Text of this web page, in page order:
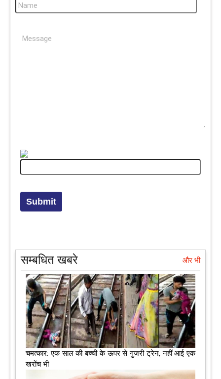
सम्बधित खबरे और भी
चमत्कार: एक साल की बच्ची के ऊपर से गुजरी ट्रेन, नहीं आई एक
खरोंच भी